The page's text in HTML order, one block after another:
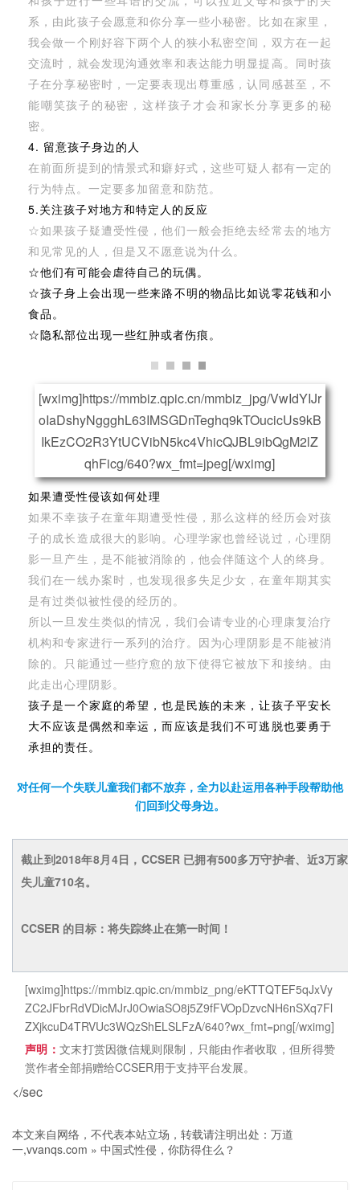
系，由此孩子会愿意和你分享一些小秘密。比如在家里，
我会做一个刚好容下两个人的狭小私密空间，双方在一起
交流时，就会发现沟通效率和表达能力明显提高。同时孩
子在分享秘密时，一定要表现出尊重感，认同感甚至，不
能嘲笑孩子的秘密，这样孩子才会和家长分享更多的秘
密。
4. 留意孩子身边的人
在前面所提到的情景式和癖好式，这些可疑人都有一定的
行为特点。一定要多加留意和防范。
5.关注孩子对地方和特定人的反应
☆如果孩子疑遭受性侵，他们一般会拒绝去经常去的地方
和见常见的人，但是又不愿意说为什么。
☆他们有可能会虐待自己的玩偶。
☆孩子身上会出现一些来路不明的物品比如说零花钱和小
食品。
☆隐私部位出现一些红肿或者伤痕。
[wximg]https://mmbiz.qpic.cn/mmbiz_jpg/VwIdYIJr
oIaDshyNggghL63IMSGDnTeghq9kTOucicUs9kB
IkEzCO2R3YtUCVibN5kc4VhicQJBL9ibQgM2lZ
qhFicg/640?wx_fmt=jpeg[/wximg]
如果遭受性侵该如何处理
如果不幸孩子在童年期遭受性侵，那么这样的经历会对孩
子的成长造成很大的影响。心理学家也曾经说过，心理阴
影一旦产生，是不能被消除的，他会伴随这个人的终身。
我们在一线办案时，也发现很多失足少女，在童年期其实
是有过类似被性侵的经历的。
所以一旦发生类似的情况，我们会请专业的心理康复治疗
机构和专家进行一系列的治疗。因为心理阴影是不能被消
除的。只能通过一些疗愈的放下使得它被放下和接纳。由
此走出心理阴影。
孩子是一个家庭的希望，也是民族的未来，让孩子平安长
大不应该是偶然和幸运，而应该是我们不可逃脱也要勇于
承担的责任。
对任何一个失联儿童我们都不放弃，全力以赴运用各种手段帮助他
们回到父母身边。
截止到2018年8月4日， CCSER 已拥有500多万守护者、近3万家
失儿童710名。
CCSER 的目标：将失踪终止在第一时间 ！
[wximg]https://mmbiz.qpic.cn/mmbiz_png/eKTTQTEF5qJxVy
ZC2JFbrRdVDicMJrJ0OwiaSO8j5Z9fFVOpDzvcNH6nSXq7Fl
ZXjkcuD4TRVUc3WQzShELSLFzA/640?wx_fmt=png[/wximg]
声明： 文末打赏因微信规则限制，只能由作者收取，但所得赞
赏作者全部捐赠给CCSER用于支持平台发展。
</sec
本文来自网络，不代表本站立场，转载请注明出处： 万道
一,vvanqs.com » 中国式性侵，你防得住么？